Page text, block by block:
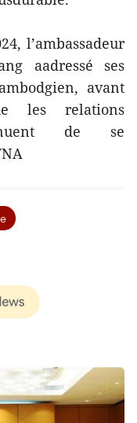
l’ambassadeur
aadressé ses
avant
les relations
de se